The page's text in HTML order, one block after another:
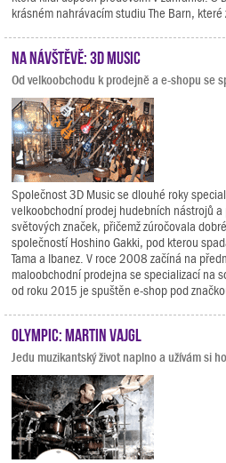
krásném nahrávacím studiu The Barn, které
Na návštěvě: 3D Music
Od velkoobchodu k prodejně a e-shopu se
Společnost 3D Music se dlouhé roky
velkoobchodní prodej hudebních nástrojů
světových značek, přičemž zúročovala
společností Hoshino Gakki, pod kterou
Tama a Ibanez. V roce 2008 začíná na
maloobchodní prodejna se specializací na
od roku 2015 je spuštěn e-shop pod
Olympic: Martin Vajgl
Jedu muzikantský život naplno a užívám si ho.